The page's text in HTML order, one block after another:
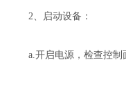
2、启动设备：
a.开启电源，检查控制